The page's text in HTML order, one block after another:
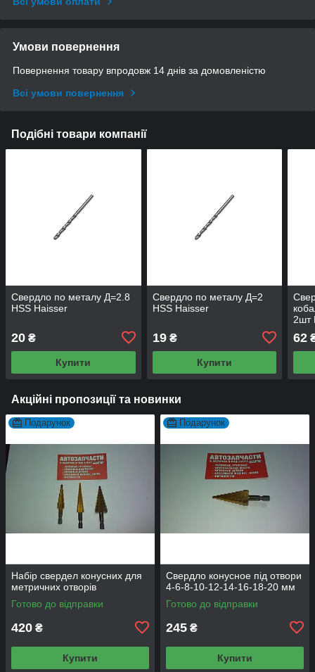
Умови повернення
Повернення товару впродовж 14 днів за домовленістю
Всі умови повернення
Подібні товари компанії
Свердло по металу Д=2.8
HSS Haisser
20 ₴
Купити
Свердло по металу Д=2
HSS Haisser
19₴
Купити
2шт
62
Акційні пропозиції та новинки
Подарунок
Набір свердел конусних для
метричних отворів
Готово до відправки
420 ₴
Купити
Подарунок
Свердло конусное під отвори
4-6-8-10-12-14-16-18-20 мм
Готово до відправки
245 ₴
Купити